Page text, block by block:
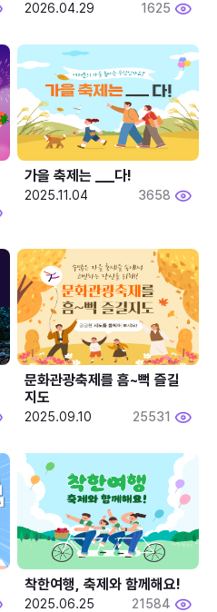
2026.04.29 1625
2025.11.04 3658
문화관광축제를 흠~뻑 즐길
지도
2025.09.10 25531
착한여행, 축제와 함께해요!
2025.06.25 21584